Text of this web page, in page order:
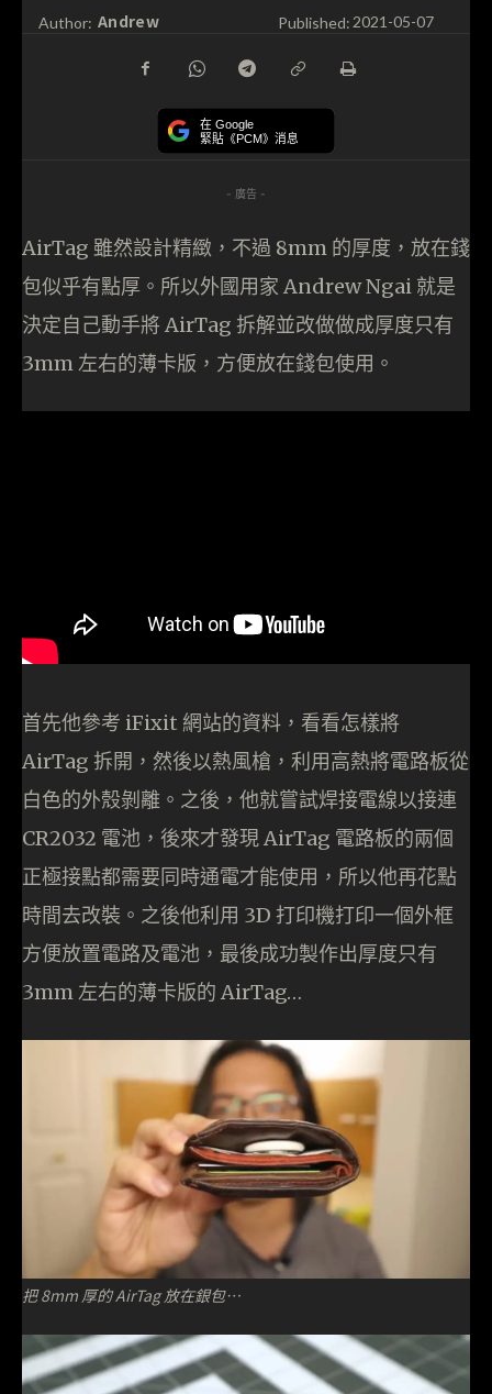
Author: Andrew Published:2021-05-07
在 Google
緊貼《PCM》消息
- 廣告 -
AirTag 雖然設計精緻，不過 8mm 的厚度，放在錢
包似乎有點厚。所以外國用家 Andrew Ngai 就是
決定自己動手將 AirTag 拆解並改做做成厚度只有
3mm 左右的薄卡版，方便放在錢包使用。
首先他參考 iFixit 網站的資料，看看怎樣將
AirTag 拆開，然後以熱風槍，利用高熱將電路板從
白色的外殼剝離。之後，他就嘗試焊接電線以接連
CR2032 電池，後來才發現 AirTag 電路板的兩個
正極接點都需要同時通電才能使用，所以他再花點
時間去改裝。之後他利用 3D 打印機打印一個外框
方便放置電路及電池，最後成功製作出厚度只有
3mm 左右的薄卡版的 AirTag…
把 8mm 厚的 AirTag 放在銀包…